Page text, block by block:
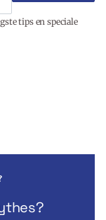
tips en speciale